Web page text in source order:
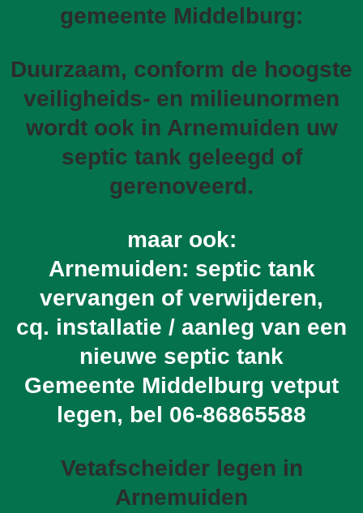
gemeente Middelburg:
Duurzaam, conform de hoogste
veiligheids- en milieunormen
wordt ook in Arnemuiden uw
septic tank geleegd of
gerenoveerd.
maar ook:
Arnemuiden: septic tank
vervangen of verwijderen,
cq. installatie / aanleg van een
nieuwe septic tank
Gemeente Middelburg vetput
legen, bel 06-86865588
Vetafscheider legen in
Arnemuiden